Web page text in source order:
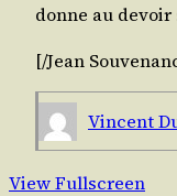
donne au
[/​Jean
Vincent
View Fullscreen